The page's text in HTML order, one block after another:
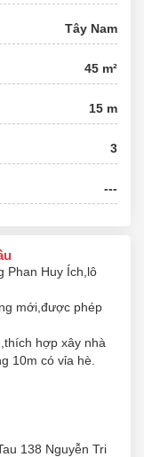
Tây Nam
45 m²
15 m
3
---
Phan Huy Ích,lô
mới,được phép
hợp xây nhà
10m có vỉa hè.
138 Nguyễn Tri